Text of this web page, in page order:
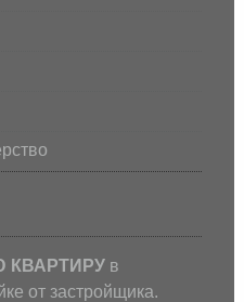
КВАРТИРУв
от застройщика.